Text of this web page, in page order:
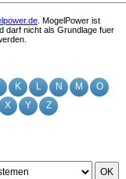
K L N M
O
X Y Z
OK
. MogelPower ist
darf nicht als Grundlage fuer